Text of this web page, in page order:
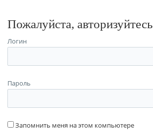
Пожалуйста, авторизуйтесь
Логин
Пароль
Запомнить меня на этом компьютере